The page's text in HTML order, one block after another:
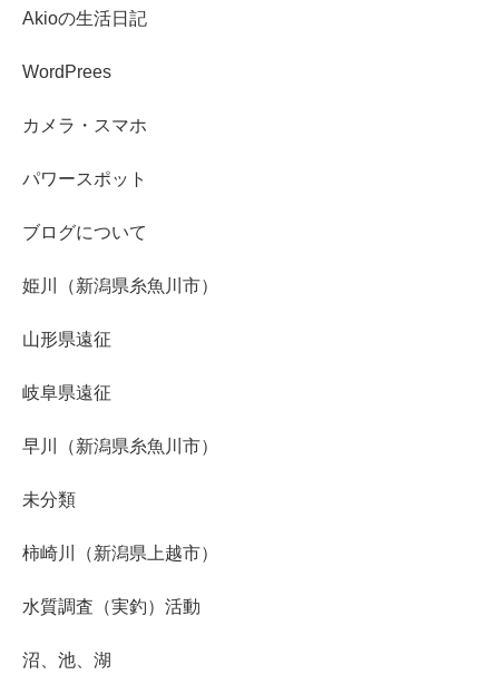
Akioの生活日記
WordPrees
カメラ・スマホ
パワースポット
ブログについて
姫川（新潟県糸魚川市）
山形県遠征
岐阜県遠征
早川（新潟県糸魚川市）
未分類
柿崎川（新潟県上越市）
水質調査（実釣）活動
沼、池、湖